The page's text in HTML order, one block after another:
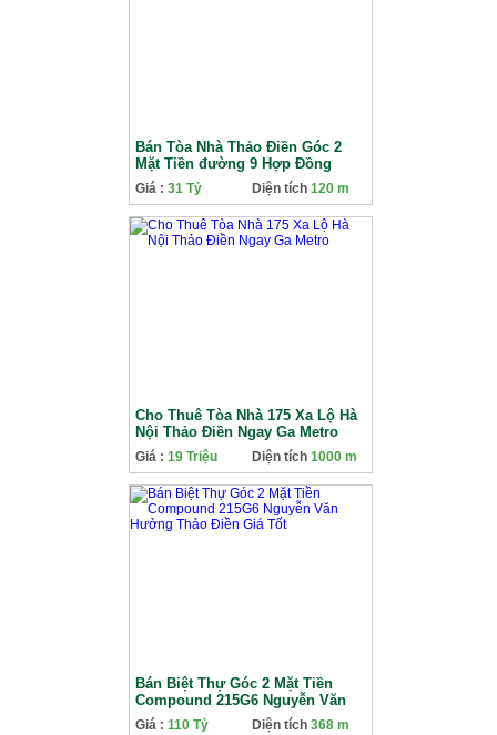
Bán Tòa Nhà Thảo Điền Góc 2
Mặt Tiền đường 9 Hợp Đồng
Thuê 85 triệu Tháng
Giá : 31 Tỷ Diện tích 120 m
Cho Thuê Tòa Nhà 175 Xa Lộ Hà
Nội Thảo Điền Ngay Ga Metro
Giá : 19 Triệu Diện tích 1000 m
Bán Biệt Thự Góc 2 Mặt Tiền
Compound 215G6 Nguyễn Văn
Hưởng Thảo Điền Giá Tốt
Giá : 110 Tỷ Diện tích 368 m